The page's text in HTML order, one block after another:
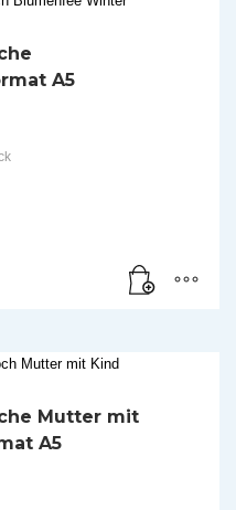
A5
Mutter mit
A5